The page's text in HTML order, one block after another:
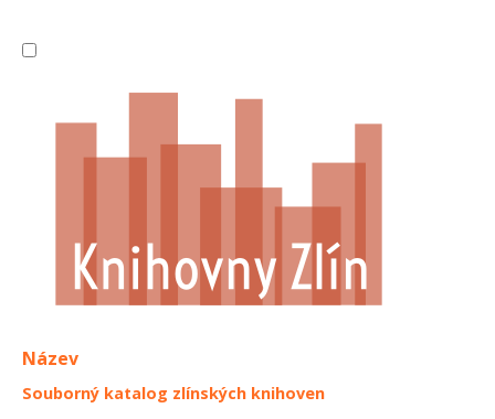
Název
Souborný katalog zlínských knihoven